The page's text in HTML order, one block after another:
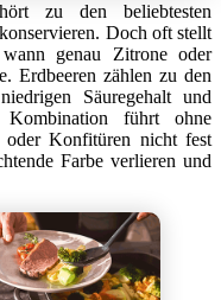
zu den beliebtesten
Doch oft stellt
genau Zitrone oder
Erdbeeren zählen zu den
Säuregehalt und
Kombination führt ohne
oder Konfitüren nicht fest
Farbe verlieren und